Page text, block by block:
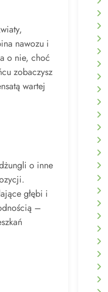
nawozu i
o nie, choć
zobaczysz
wartej
o inne
głębi i
–